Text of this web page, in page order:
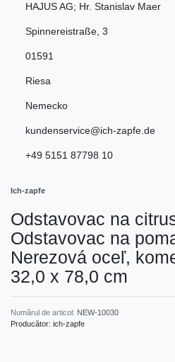
HAJUS AG; Hr. Stanislav Maer
Spinnereistraße 3
01591
Riesa
Nemecko
kundenservice@ich-zapfe.de
+49 5151 87798 10
Ich-zapfe
Odstavovac na
Odstavovac na
Nerezová oceľ,
32,0 x 78,0 cm
Numărul de articol: NEW-10030
Producător: ich-zapfe